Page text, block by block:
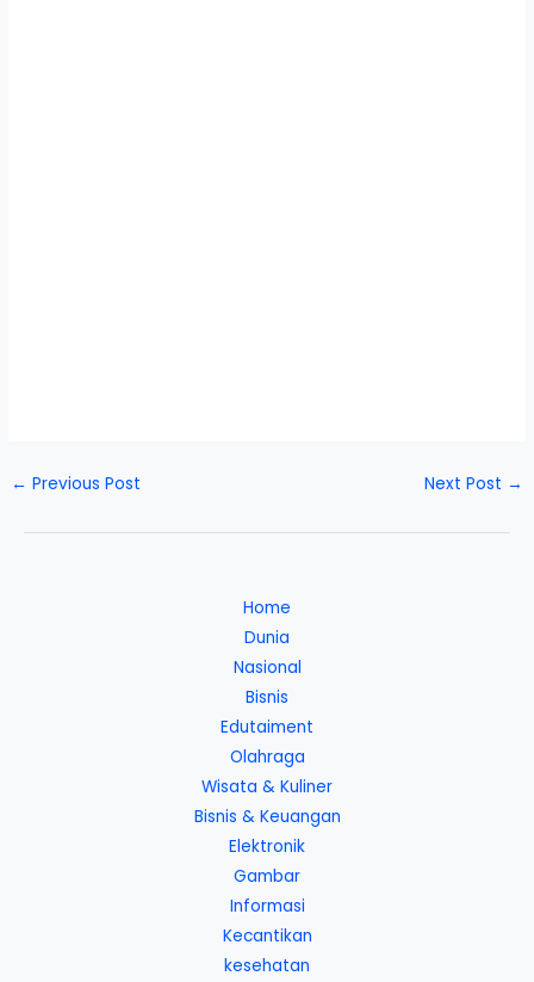
← Previous Post Next Post →
Home
Dunia
Nasional
Bisnis
Edutaiment
Olahraga
Wisata & Kuliner
Bisnis & Keuangan
Elektronik
Gambar
Informasi
Kecantikan
kesehatan